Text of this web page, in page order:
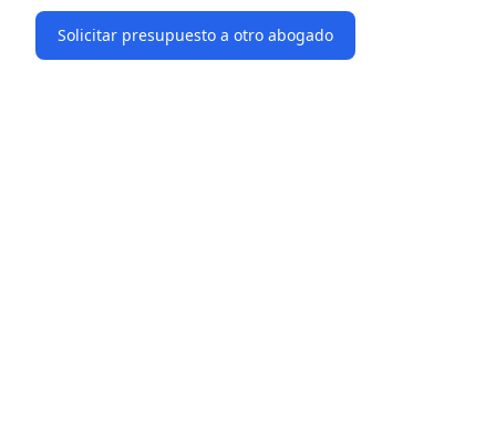
Solicitar presupuesto a otro abogado